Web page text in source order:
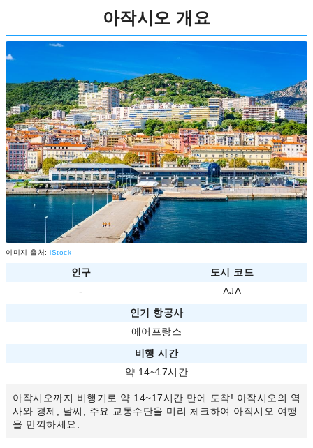
아작시오 개요
이미지 출처: iStock
인구
도시 코드
-
AJA
인기 항공사
에어프랑스
비행 시간
약 14~17시간
아작시오까지 비행기로 약 14~17시간 만에 도착! 아작시오의 역
사와 경제, 날씨, 주요 교통수단을 미리 체크하여 아작시오 여행
을 만끽하세요.